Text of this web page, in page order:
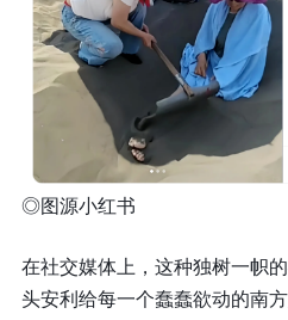
◎图源小红书
在社交媒体上，这种独树一帜
头安利给每一个蠢蠢欲动的南方